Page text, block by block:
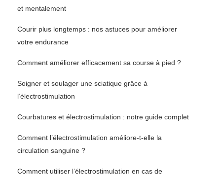
et mentalement
Courir plus longtemps : nos astuces pour améliorer
votre endurance
Comment améliorer efficacement sa course à pied ?
Soigner et soulager une sciatique grâce à
l’électrostimulation
Courbatures et électrostimulation : notre guide complet
Comment l’électrostimulation améliore-t-elle la
circulation sanguine ?
Comment utiliser l’électrostimulation en cas de